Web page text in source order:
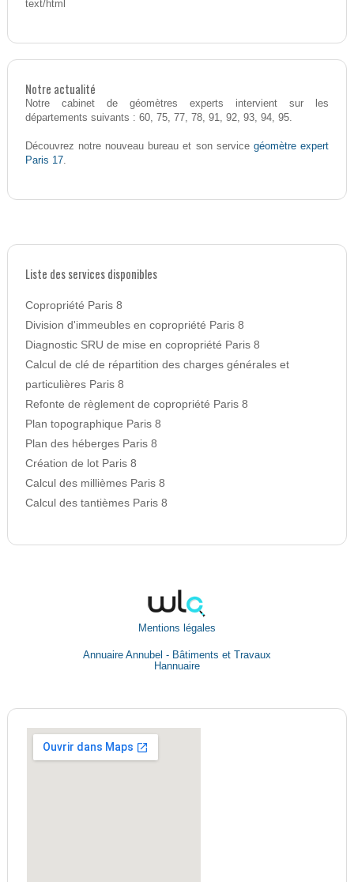
text/html
Notre actualité
Notre cabinet de géomètres experts intervient sur les
départements suivants : 60, 75, 77, 78, 91, 92, 93, 94, 95.
Découvrez notre nouveau bureau et son service géomètre expert
Paris 17.
Liste des services disponibles
Copropriété Paris 8
Division d'immeubles en copropriété Paris 8
Diagnostic SRU de mise en copropriété Paris 8
Calcul de clé de répartition des charges générales et
particulières Paris 8
Refonte de règlement de copropriété Paris 8
Plan topographique Paris 8
Plan des héberges Paris 8
Création de lot Paris 8
Calcul des millièmes Paris 8
Calcul des tantièmes Paris 8
Mentions légales
Annuaire Annubel - Bâtiments et Travaux
Hannuaire